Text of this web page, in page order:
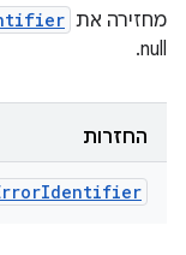
מחזירה את
null.
החזרות
Identifier